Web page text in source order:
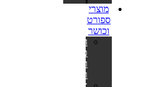
מוצרי
ספורט
וכושר
הליכוני
כושר
ומסלולי
ריצה